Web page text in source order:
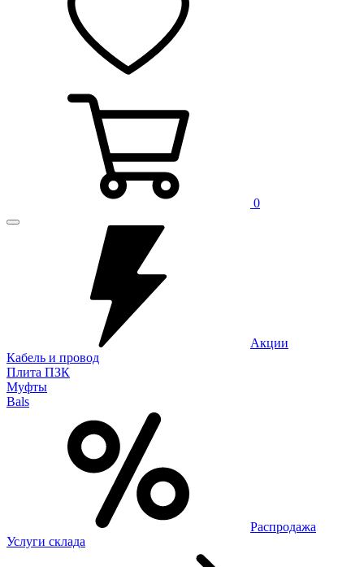
0
Акции
Кабель и провод
Плита ПЗК
Муфты
Bals
Распродажа
Услуги склада